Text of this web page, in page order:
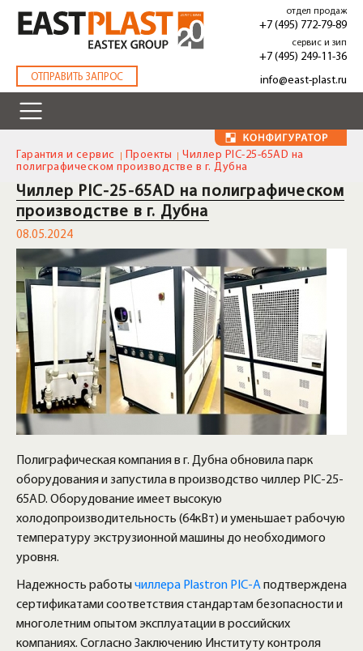
основному
содержанию
ОТПРАВИТЬ ЗАПРОС
отдел продаж
+7 (495) 772-79-89
сервис и зип
+7 (495) 249-11-36
info@east-plast.ru
Гарантия и сервис Проекты
Чиллер PIC-25-65AD на
полиграфическом производстве в г. Дубна
Чиллер PIC-25-65AD на полиграфическом
производстве в г. Дубна
08.05.2024
Полиграфическая компания в г. Дубна обновила парк
оборудования и запустила в производство чиллер PIC-25-
65AD. Оборудование имеет высокую
холодопроизводительность (64кВт) и уменьшает рабочую
температуру экструзионной машины до необходимого
уровня.
Надежность работычиллера Plastron PIC-Aподтверждена
сертификатами соответствия стандартам безопасности и
многолетним опытом эксплуатации в российских
компаниях. Согласно Заключению Институту контроля